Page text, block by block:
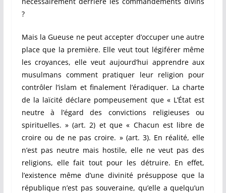
?
Mais la Gueuse ne peut accepter d’occuper une autre
place que la première. Elle veut tout légiférer même
les croyances, elle veut aujourd’hui apprendre aux
musulmans comment pratiquer leur religion pour
contrôler l’islam et finalement l’éradiquer. La charte
de la laïcité déclare pompeusement que « L’État est
neutre à l’égard des convictions religieuses ou
spirituelles. » (art. 2) et que « Chacun est libre de
croire ou de ne pas croire. » (art. 3). En réalité, elle
n’est pas neutre mais hostile, elle ne veut pas des
religions, elle fait tout pour les détruire. En effet,
l’existence même d’une divinité présuppose que la
république n’est pas souveraine, qu’elle a quelqu’un